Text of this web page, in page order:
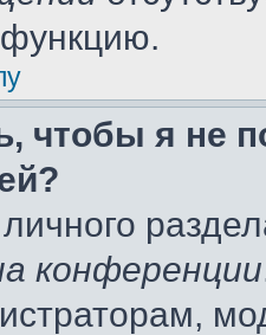
чтобы я не
личного
конференции